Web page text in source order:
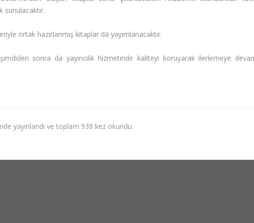
sunulacaktır.
ortak hazırlanmış kitaplar da yayımlanacaktır.
sonra da yayıncılık hizmetinde kaliteyi koruyarak ilerlemeye
yayınlandı ve toplam 938 kez okundu.